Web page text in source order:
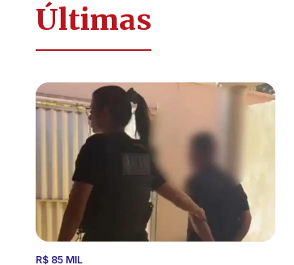
Últimas
R$ 85 MIL